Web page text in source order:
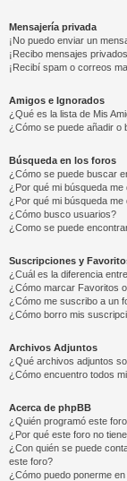
Mensajería privada
¡No puedo enviar un
¡Recibo mensajes
¡Recibí spam o correos
Amigos e Ignorados
¿Qué es la lista de Mis
¿Cómo se puede añadir o
Búsqueda en los foros
¿Cómo se puede buscar
¿Por qué mi búsqueda
¿Por qué mi búsqueda
¿Cómo busco usuarios?
¿Como se puede
Suscripciones y
¿Cuál es la diferencia
¿Cómo marcar Favoritos
¿Cómo me suscribo a un
¿Cómo borro mis
Archivos Adjuntos
¿Qué archivos adjuntos
¿Cómo encuentro todos
Acerca de phpBB
¿Quién programó este
¿Por qué este foro no
¿Con quién se puede
este foro?
¿Cómo puedo ponerme